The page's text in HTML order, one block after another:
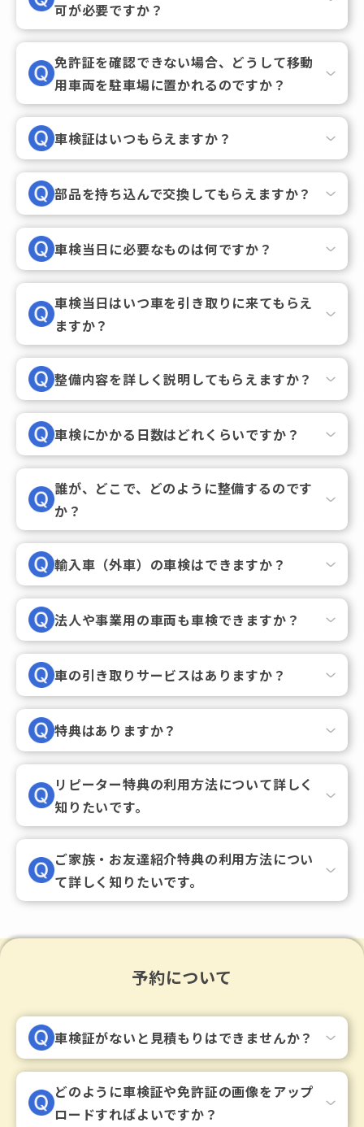
可が必要ですか？
免許証を確認できない場合、どうして移動
用車両を駐車場に置かれるのですか？
車検証はいつもらえますか？
部品を持ち込んで交換してもらえますか？
車検当日に必要なものは何ですか？
車検当日はいつ車を引き取りに来てもらえ
ますか？
整備内容を詳しく説明してもらえますか？
車検にかかる日数はどれくらいですか？
誰が、どこで、どのように整備するのです
か？
輸入車（外車）の車検はできますか？
法人や事業用の車両も車検できますか？
車の引き取りサービスはありますか？
特典はありますか？
リピーター特典の利用方法について詳しく
知りたいです。
ご家族・お友達紹介特典の利用方法につい
て詳しく知りたいです。
予約について
車検証がないと見積もりはできませんか？
どのように車検証や免許証の画像をアップ
ロードすればよいですか？